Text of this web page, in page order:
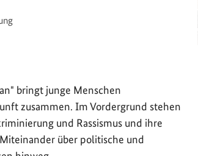
bringt junge Menschen
zusammen. Im Vordergrund stehen
und Rassismus und ihre
über politische und